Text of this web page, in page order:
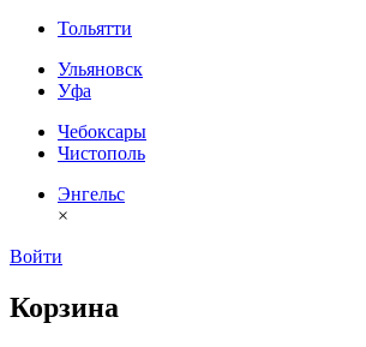
Тольятти
Ульяновск
Уфа
Чебоксары
Чистополь
Энгельс
×
Войти
Корзина